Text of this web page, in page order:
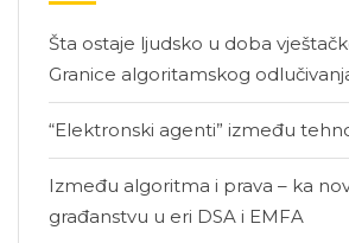
Šta ostaje ljudsko u doba
Granice algoritamskog
“Elektronski agenti” između
Između algoritma i prava – ka
građanstvu u eri DSA i EMFA